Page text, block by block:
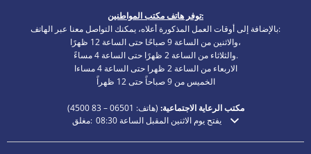
توفر هاتف مكتب المواطنين:
بالإضافة إلى أوقات العمل المذكورة أعلاه، يمكنك التواصل معنا عبر الهاتف:
والاثنين من الساعة 9 صباحًا حتى الساعة 12 ظهرًا،
والثلاثاء من الساعة 2 ظهرًا حتى الساعة 4 مساءً.
الاربعاء من الساعة 2 ظهرا حتى الساعة 4 مساءا
الخميس من 9 صباحاً حتى 12 ظهراً
مكتب الرعاية الاجتماعية: (هاتف:
4500)
انقر لإخفاء أوقات الفتح أو الإغلاق الإضافية
مغلق: يفتح يوم الاثنين المقبل الساعة 08:30